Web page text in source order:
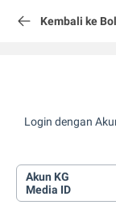
Kembali ke
Login dengan
Akun KG
Media ID